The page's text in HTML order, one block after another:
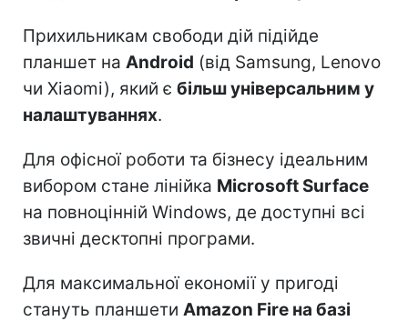
Прихильникам свободи дій підійде
планшет на Android (від Samsung, Lenovo
чи Xiaomi), який є більш універсальним у
налаштуваннях.
Для офісної роботи та бізнесу ідеальним
вибором стане лінійка Microsoft Surface
на повноцінній Windows, де доступні всі
звичні десктопні програми.
Для максимальної економії у пригоді
стануть планшети Amazon Fire на базі